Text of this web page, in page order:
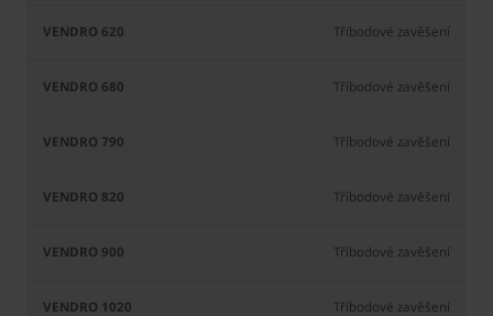
Tříbodové zavěšení
Tříbodové zavěšení
Tříbodové zavěšení
Tříbodové zavěšení
Tříbodové zavěšení
Tříbodové zavěšení